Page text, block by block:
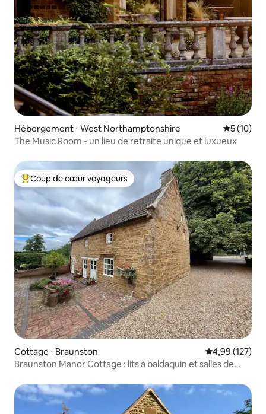
Hébergement ⋅ West Northamptonshire
5 (10)
The Music Room - un lieu de retraite unique et luxueux
Coups de cœur voyageurs les plus appréciés
Coup de cœur voyageurs
Cottage ⋅ Braunston Évaluation
4,99 (127)
Braunston Manor Cottage : lits à baldaquin et salles de